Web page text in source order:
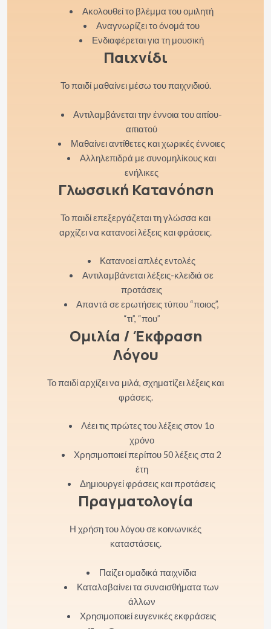
Ακολουθεί το βλέμμα του ομιλητή
Αναγνωρίζει το όνομά του
Ενδιαφέρεται για τη μουσική
Παιχνίδι
Το παιδί μαθαίνει μέσω του παιχνιδιού.
Αντιλαμβάνεται την έννοια του αιτίου-
αιτιατού
Μαθαίνει αντίθετες και χωρικές έννοιες
Αλληλεπιδρά με συνομηλίκους και
ενήλικες
Γλωσσική Κατανόηση
Το παιδί επεξεργάζεται τη γλώσσα και
αρχίζει να κατανοεί λέξεις και φράσεις.
Κατανοεί απλές εντολές
Αντιλαμβάνεται λέξεις-κλειδιά σε
προτάσεις
Απαντά σε ερωτήσεις τύπου “ποιος”,
“τι”, “που”
Ομιλία / Έκφραση
Λόγου
Το παιδί αρχίζει να μιλά, σχηματίζει λέξεις και
φράσεις.
Λέει τις πρώτες του λέξεις στον 1ο
χρόνο
Χρησιμοποιεί περίπου 50 λέξεις στα 2
έτη
Δημιουργεί φράσεις και προτάσεις
Πραγματολογία
Η χρήση του λόγου σε κοινωνικές
καταστάσεις.
Παίζει ομαδικά παιχνίδια
Καταλαβαίνει τα συναισθήματα των
άλλων
Χρησιμοποιεί ευγενικές εκφράσεις